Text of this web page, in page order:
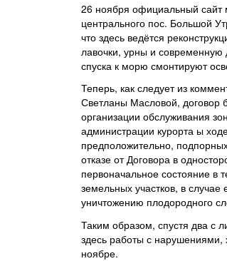
26 ноября официальный сайт
центрального пос. Большой
что здесь ведётся
лавочки, урны и современную
спуска к морю смонтируют
Теперь, как следует из
Светланы Масловой, договор
организации обслуживания
администрации курорта ы
предположительно,
отказе от Договора в
первоначальное состояние в
земельных участков, в
уничтожению плодородного
Таким образом, спустя два с
здесь работы с
ноябре.